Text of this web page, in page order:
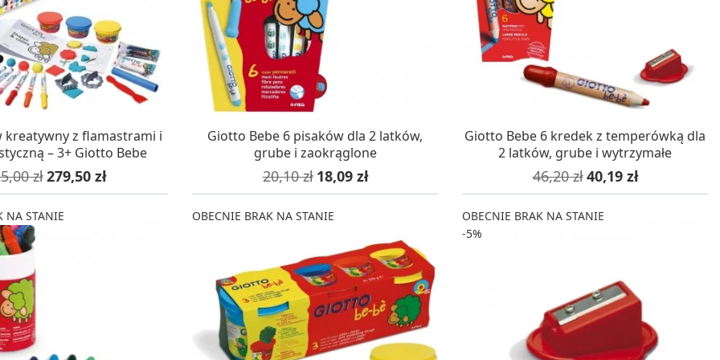
ręcznych
Zestawy do kul do kąpieli
Soda, kwasek, formy do kul do kąpieli
Dodatki: barwniki i zapachy
RZEŹBA, GLINY I ODLEWY
Lepienie i rzeźbienie
Tworzenie z gliny polimerowej
Modelowanie dla dzieci
Zestawy do cyjanotypii
Akcesoria i narzędzia do cyjanotypii
Techniki artystyczne – eksperymentalne
Malowanie piaskiem (Sablimage)
Techniki mozaikowe i wyklejanki
kreatywny z flamastrami i
– 3+ Giotto Bebe
podstawowa
zł Cena
279,50 zł
W MAGAZYNIE, DOSTAWA 24H
Giotto Bebe 6 pisaków dla 2 latków,
grube i zaokrąglone
Cena podstawowa
20,10 zł Cena
18,09 zł
W MAGAZYNIE, DOSTAWA 24H
Giotto Bebe 6 kredek z temperówką dla
2 latków, grube i wytrzymałe
Cena podstawowa
46,20 złCena
40,19 zł
NA STANIE OBECNIE BRAK NA STANIE
OBECNIE BRAK NA STANIE
-5%